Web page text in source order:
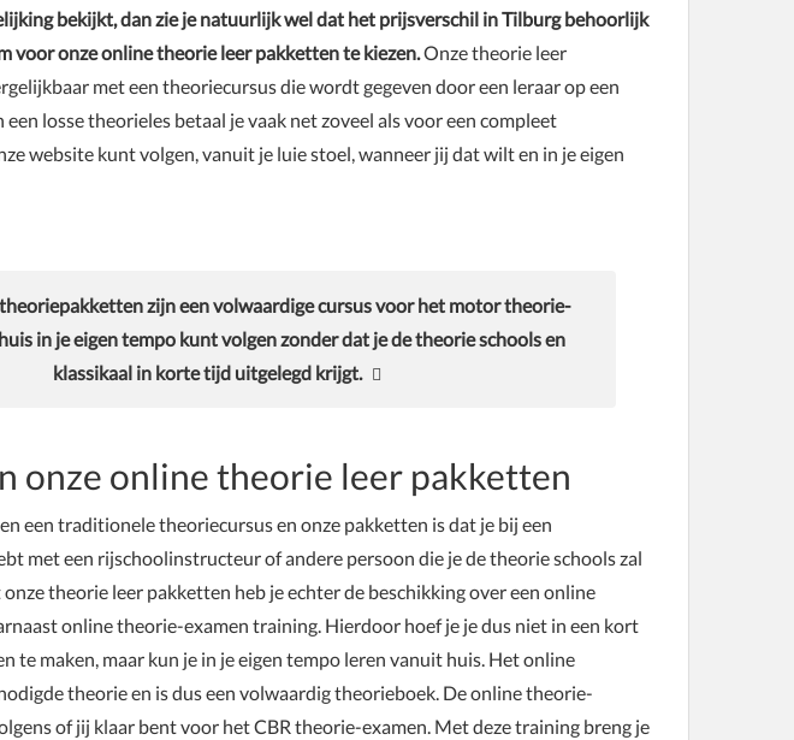
bekijkt, dan zie je natuurlijk wel dat het prijsverschil in Tilburg behoorlijk
voor onze online theorie leer pakketten te kiezen.Onze theorie leer
met een theoriecursus die wordt gegeven door een leraar op een
losse theorieles betaal je vaak net zoveel als voor een compleet
website kunt volgen, vanuit je luie stoel, wanneer jij dat wilt en in je eigen
zijn een volwaardige cursus voor het motor theorie-
in je eigen tempo kunt volgen zonder dat je de theorie schools en
klassikaal in korte tijd uitgelegd krijgt.
onze online theorie leer pakketten
een traditionele theoriecursus en onze pakketten is dat je bij een
met een rijschoolinstructeur of andere persoon die je de theorie schools zal
theorie leer pakketten heb je echter de beschikking over een online
online theorie-examen training. Hierdoor hoef je je dus niet in een kort
te maken, maar kun je in je eigen tempo leren vanuit huis. Het online
theorie en is dus een volwaardig theorieboek. De online theorie-
of jij klaar bent voor het CBR theorie-examen. Met deze training breng je